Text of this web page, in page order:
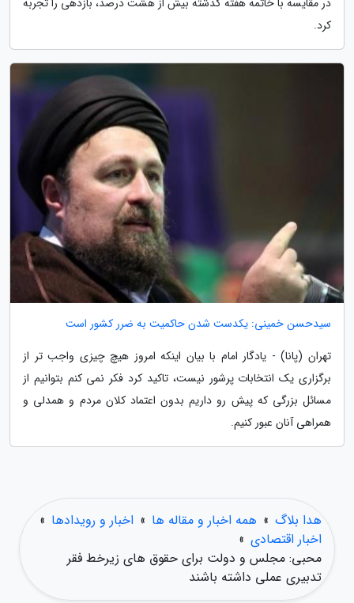
کرد.
سیدحسن خمینی: یکدست شدن حاکمیت به ضرر کشور است
تهران (پانا) - یادگار امام با بیان اینکه امروز هیچ چیزی واجب تر از
برگزاری یک انتخابات پرشور نیست، تاکید کرد فکر نمی کنم بتوانیم از
مسائل بزرگی که پیش رو داریم بدون اعتماد کلان مردم و همدلی و
همراهی آنان عبور کنیم.
هدا بلاگ » همه اخبار و مقاله ها » اخبار و رویدادها »
اخبار اقتصادی »
محبی: مجلس و دولت برای حقوق های زیرخط فقر
تدبیری عملی داشته باشند